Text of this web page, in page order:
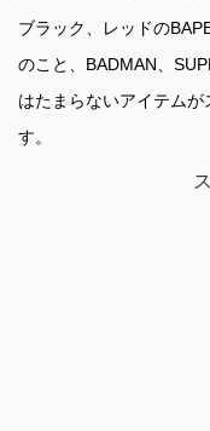
ブラック、レッドの
のこと、BADMAN、
はたまらないアイテム
す。